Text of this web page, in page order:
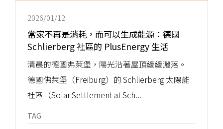
2026/01/12
當家不再是消耗，而可以生成能源：德國
Schlierberg 社區的 PlusEnergy 生活
清晨的德國弗萊堡，陽光沿著屋頂緩緩灑落。
德國佛萊堡（Freiburg）的 Schlierberg 太陽能
社區（Solar Settlement at Sch...
TAG